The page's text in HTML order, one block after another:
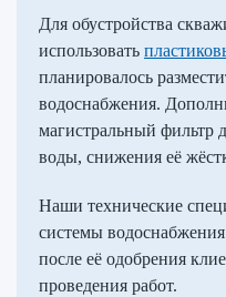
Для обустройства
использовать
планировалось
водоснабжения.
магистральный фильтр
воды, снижения её
Наши технические
системы
после её одобрения
проведения работ.